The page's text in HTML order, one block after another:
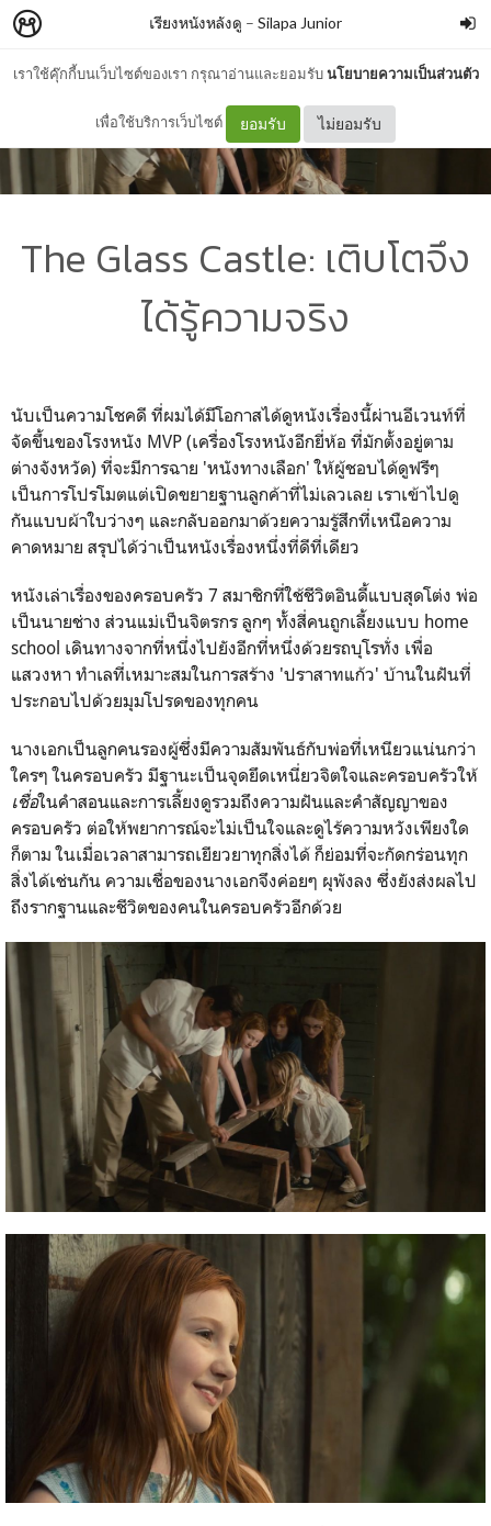
เราใช้คุ๊กกี้บนเว็บไซต์ของเรา กรุณาอ่านและยอมรับนโยบายความเป็นส่วนตัว
เพื่อใช้บริการเว็บไซต์ ยอมรับ ไม่ยอมรับ
เรียงหนังหลังดู – Silapa Junior
The Glass Castle: เติบโตจึง
ได้รู้ความจริง
นับเป็นความโชคดี ที่ผมได้มีโอกาสได้ดูหนังเรื่องนี้ผ่านอีเวนท์ที่
จัดขึ้นของโรงหนัง MVP (เครื่องโรงหนังอีกยี่ห้อ ที่มักตั้งอยู่ตาม
ต่างจังหวัด) ที่จะมีการฉาย 'หนังทางเลือก' ให้ผู้ชอบได้ดูฟรีๆ
เป็นการโปรโมตแต่เปิดขยายฐานลูกค้าที่ไม่เลวเลย เราเข้าไปดู
กันแบบผ้าใบว่างๆ และกลับออกมาด้วยความรู้สึกที่เหนือความ
คาดหมาย สรุปได้ว่าเป็นหนังเรื่องหนึ่งที่ดีที่เดียว
หนังเล่าเรื่องของครอบครัว 7 สมาชิกที่ใช้ชีวิตอินดี้แบบสุดโต่ง พ่อ
เป็นนายช่าง ส่วนแม่เป็นจิตรกร ลูกๆ ทั้งสี่คนถูกเลี้ยงแบบ home
school เดินทางจากที่หนึ่งไปยังอีกที่หนึ่งด้วยรถบุโรทั่ง เพื่อ
แสวงหา ทำเลที่เหมาะสมในการสร้าง 'ปราสาทแก้ว' บ้านในฝันที่
ประกอบไปด้วยมุมโปรดของทุกคน
นางเอกเป็นลูกคนรองผู้ซึ่งมีความสัมพันธ์กับพ่อที่เหนียวแน่นกว่า
ใครๆ ในครอบครัว มีฐานะเป็นจุดยึดเหนี่ยวจิตใจและครอบครัวให้
เชื่อในคำสอนและการเลี้ยงดูรวมถึงความฝันและคำสัญญาของ
ครอบครัว ต่อให้พยาการณ์จะไม่เป็นใจและดูไร้ความหวังเพียงใด
ก็ตาม ในเมื่อเวลาสามารถเยียวยาทุกสิ่งได้ ก็ย่อมที่จะกัดกร่อนทุก
สิ่งได้เช่นกัน ความเชื่อของนางเอกจึงค่อยๆ ผุพังลง ซึ่งยังส่งผลไป
ถึงรากฐานและชีวิตของคนในครอบครัวอีกด้วย